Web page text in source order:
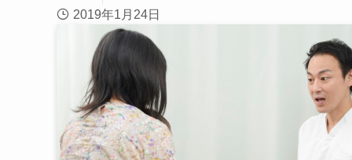
2019年1月24日